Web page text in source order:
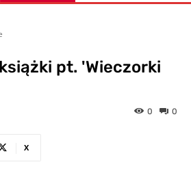
pt. 'Wieczorki
0
0
X